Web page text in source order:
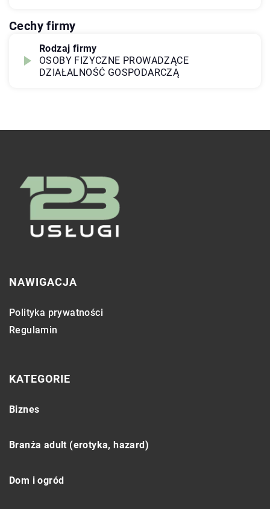
Cechy firmy
Rodzaj firmy
OSOBY FIZYCZNE PROWADZĄCE
DZIAŁALNOŚĆ GOSPODARCZĄ
NAWIGACJA
Polityka prywatności
Regulamin
KATEGORIE
Biznes
Branża adult (erotyka, hazard)
Dom i ogród